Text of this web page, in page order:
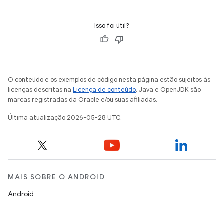
Isso foi útil?
O conteúdo e os exemplos de código nesta página estão sujeitos às
licenças descritas na Licença de conteúdo. Java e OpenJDK são
marcas registradas da Oracle e/ou suas afiliadas.
Última atualização 2026-05-28 UTC.
MAIS SOBRE O ANDROID
Android